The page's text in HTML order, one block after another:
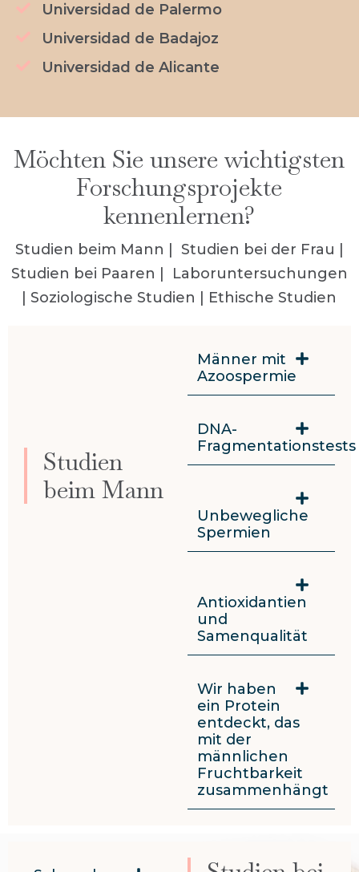
Universidad de Palermo
Universidad de Badajoz
Universidad de Alicante
Möchten Sie unsere wichtigsten
Forschungsprojekte
kennenlernen?
Studien beim Mann Studien bei der Frau
Studien bei Paaren
Laboruntersuchungen
Soziologische Studien Ethische Studien
Studien
beim Mann
Männer mit
Azoospermie
DNA-
Fragmentationstests
Unbewegliche
Spermien
Antioxidantien
und
Samenqualität
Wir haben
ein Protein
entdeckt, das
mit der
männlichen
Fruchtbarkeit
zusammenhängt